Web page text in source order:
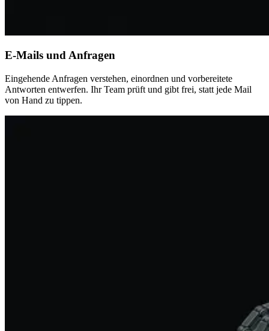
E-Mails und Anfragen
Eingehende Anfragen verstehen, einordnen und vorbereitete
Antworten entwerfen. Ihr Team prüft und gibt frei, statt jede Mail
von Hand zu tippen.